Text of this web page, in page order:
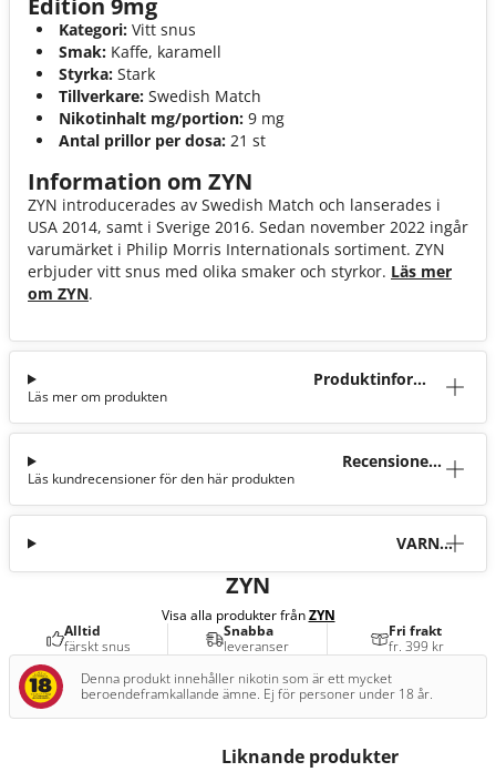
Edition 9mg
Kategori: Vitt snus
Smak: Kaffe, karamell
Styrka: Stark
Tillverkare: Swedish Match
Nikotinhalt mg/portion: 9 mg
Antal prillor per dosa: 21 st
Information om ZYN
ZYN introducerades av Swedish Match och lanserades i
USA 2014, samt i Sverige 2016. Sedan november 2022 ingår
varumärket i Philip Morris Internationals sortiment. ZYN
erbjuder vitt snus med olika smaker och styrkor. Läs mer
om ZYN.
Produktinforma
Läs mer om produkten
Recensioner
Läs kundrecensioner för den här produkten
VARNI
ZYN
Visa alla produkter frånZYN
Alltid
färskt snus
Snabba
leveranser
Fri frakt
fr. 399 kr
Denna produkt innehåller nikotin som är ett mycket
beroendeframkallande ämne. Ej för personer under 18 år.
Liknande produkter